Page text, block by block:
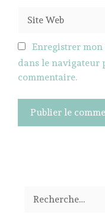
Web
Enregistrer mon
dans le navigateur
commentaire.